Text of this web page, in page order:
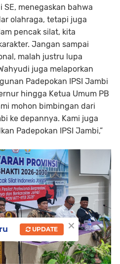
SE, menegaskan bahwa
olahraga, tetapi juga
pencak silat, kita
Jangan sampai
malah justru lupa
juga melaporkan
Padepokan IPSI Jambi
hingga Ketua Umum PB
mohon bimbingan dari
ke depannya. Kami juga
Padepokan IPSI Jambi,”
×
UPDATE